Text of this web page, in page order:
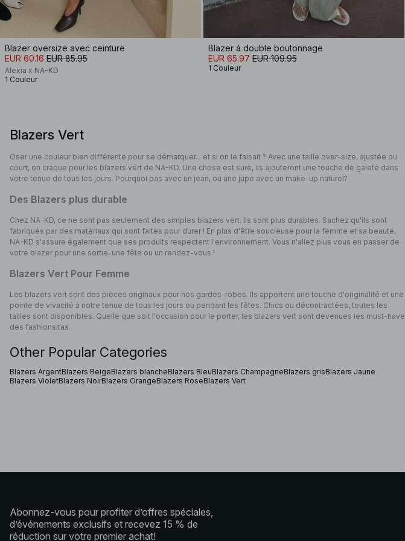
Blazer oversize avec ceinture
EUR 60.16 EUR 85.95
Alexia x NA-KD
1 Couleur
Blazer à double boutonnage
EUR 65.97 EUR 109.95
1 Couleur
Blazers Vert
Oser une couleur bien différente pour se démarquer... et si on le faisait ? Avec une taille over-size, ajustée ou
court, on craque pour les blazers vert de NA-KD. Une chose est sure, ils ajouteront une touche de gaieté dans
votre tenue de tous les jours. Pourquoi pas avec un jean, ou une jupe avec un make-up naturel?
Des Blazers plus durable
Chez NA-KD, ce ne sont pas seulement des simples blazers vert. Ils sont plus durables. Sachez qu'ils sont
fabriqués par des matériaux qui sont faites pour durer ! En plus d'être soucieuse pour la femme et sa beauté,
NA-KD s'assure également que ses produits respectent l'environnement. Vous n'allez plus vous en passer de
votre blazer pour une sortie, une fête ou un rendez-vous !
Blazers Vert Pour Femme
Les blazers vert sont des pièces originaux pour nos gardes-robes. Ils apportent une touche d'originalité et une
pointe de vivacité à notre tenue de tous les jours ou pendant les fêtes. Chics ou décontractées, toutes les
tailles sont disponibles. Quelle que soit l'occasion pour le porter, les blazers vert sont devenues les must-have
des fashionsitas.
Other Popular Categories
Blazers ArgentBlazers BeigeBlazers blancheBlazers BleuBlazers ChampagneBlazers grisBlazers Jaune
Blazers VioletBlazers NoirBlazers OrangeBlazers RoseBlazers Vert
Abonnez-vous pour profiter d’offres spéciales,
d’événements exclusifs et recevez 15 % de
réduction sur votre premier achat!